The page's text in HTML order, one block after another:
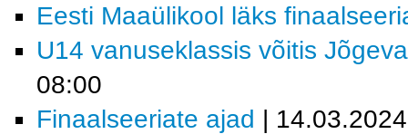
Eesti Maaülikool läks
U14 vanuseklassis võitis
08:00
Finaalseeriate ajad |